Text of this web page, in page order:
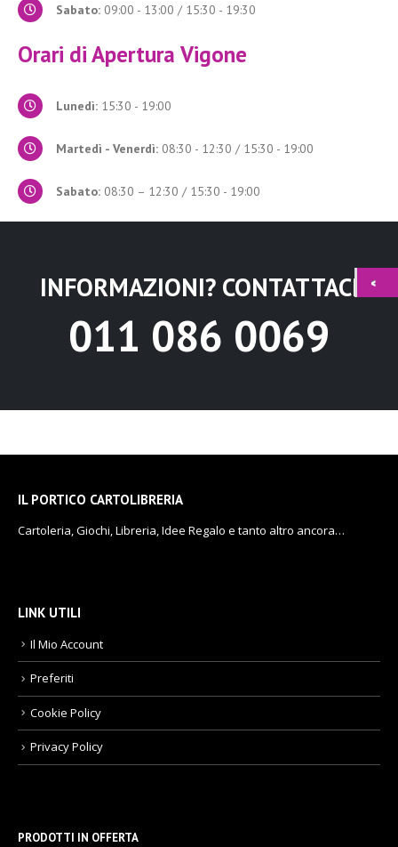
Sabato: 09:00 - 13:00 / 15:30 - 19:30
Orari di Apertura Vigone
Lunedì: 15:30 - 19:00
Martedì - Venerdì: 08:30 - 12:30 / 15:30 - 19:00
Sabato: 08:30 – 12:30 / 15:30 - 19:00
INFORMAZIONI? CONTATTACI
011 086 0069
IL PORTICO CARTOLIBRERIA
Cartoleria, Giochi, Libreria, Idee Regalo e tanto altro ancora…
LINK UTILI
Il Mio Account
Preferiti
Cookie Policy
Privacy Policy
PRODOTTI IN OFFERTA